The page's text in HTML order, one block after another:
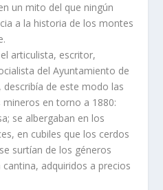
un mito del que ningún
a la historia de los montes
articulista, escritor,
del Ayuntamiento de
describí­a de este modo las
en torno a 1880:
se albergaban en los
en cubiles que los cerdos
surtí­an de los géneros
adquiridos a precios